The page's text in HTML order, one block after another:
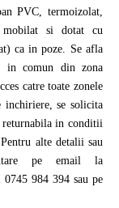
PVC, termoizolat,
mobilat si dotat cu
ca in poze. Se afla
in comun din zona
catre toate zonele
inchiriere, se solicita
in conditii
alte detalii sau
pe email la
984 394 sau pe